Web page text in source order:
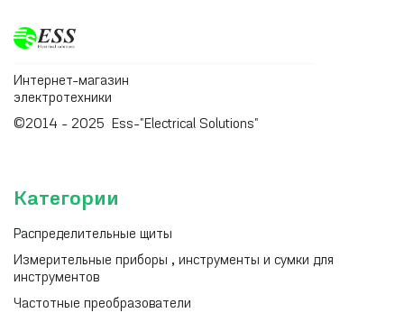
Интернет-магазин
электротехники
©2014 - 2025 Ess-"Electrical Solutions"
Категории
Распределительные щиты
Измерительные приборы , инструменты и сумки для
инструментов
Частотные преобразователи